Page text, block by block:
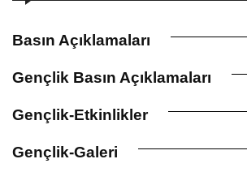
Basın Açıklamaları
Gençlik Basın Açıklamaları
Gençlik-Etkinlikler
Gençlik-Galeri